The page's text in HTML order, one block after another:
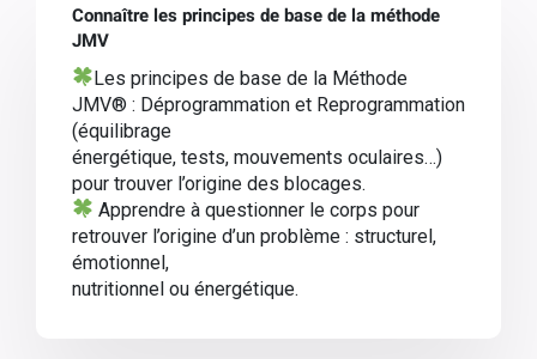
Connaître les principes de base de la méthode
JMV
Les principes de base de la Méthode
JMV® : Déprogrammation et Reprogrammation
(équilibrage
énergétique, tests, mouvements oculaires…)
pour trouver l’origine des blocages.
Apprendre à questionner le corps pour
retrouver l’origine d’un problème : structurel,
émotionnel,
nutritionnel ou énergétique.